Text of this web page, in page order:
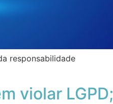
responsabilidade
violar LGPD;